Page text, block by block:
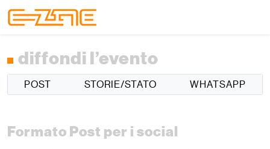
diffondi l’evento
POST STORIE/STATO WHATSAPP
Formato Post per i social